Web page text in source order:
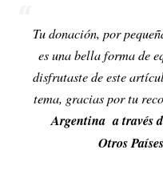
Tu donación, por
es una bella forma de
disfrutaste de este
tema, gracias por tu
Argentina a través
Otros